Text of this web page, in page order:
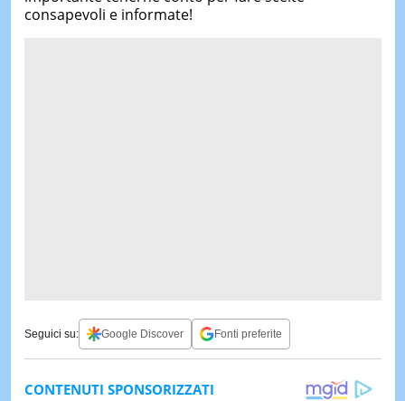
consapevoli e informate!
Seguici su: Google Discover Fonti preferite